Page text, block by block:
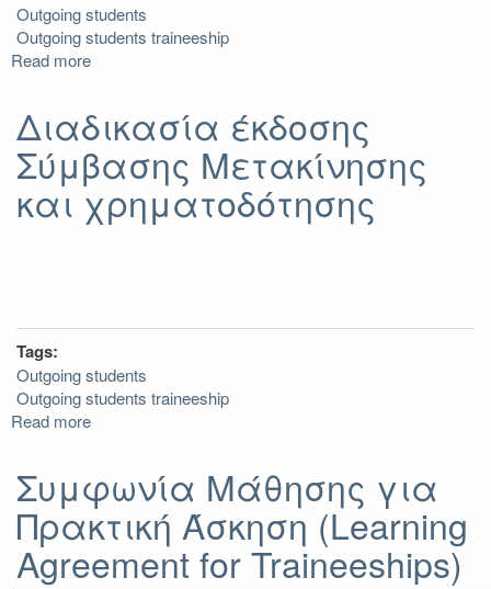
Outgoing students
Outgoing students traineeship
Read more
Συμφωνία
Μάθησης
για
Πρακτική
Άσκηση
Διαδικασία έκδοσης
Σύμβασης Μετακίνησης
και χρηματοδότησης
Tags:
Outgoing students
Outgoing students traineeship
Read more
Σύμβασης
Μετακίνησης
και
χρηματοδότησης
Συμφωνία Μάθησης για
Πρακτική Άσκηση (Learning
Agreement for Traineeships)